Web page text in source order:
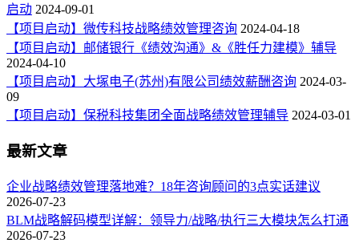
启动 2024-09-01
【项目启动】微传科技战略绩效管理咨询 2024-04-18
【项目启动】邮储银行《绩效沟通》&《胜任力建模》辅导
2024-04-10
【项目启动】大塚电子(苏州)有限公司绩效薪酬咨询 2024-03-
09
【项目启动】保税科技集团全面战略绩效管理辅导 2024-03-01
最新文章
企业战略绩效管理落地难？18年咨询顾问的3点实话建议
2026-07-23
BLM战略解码模型详解：领导力/战略/执行三大模块怎么打通
2026-07-23